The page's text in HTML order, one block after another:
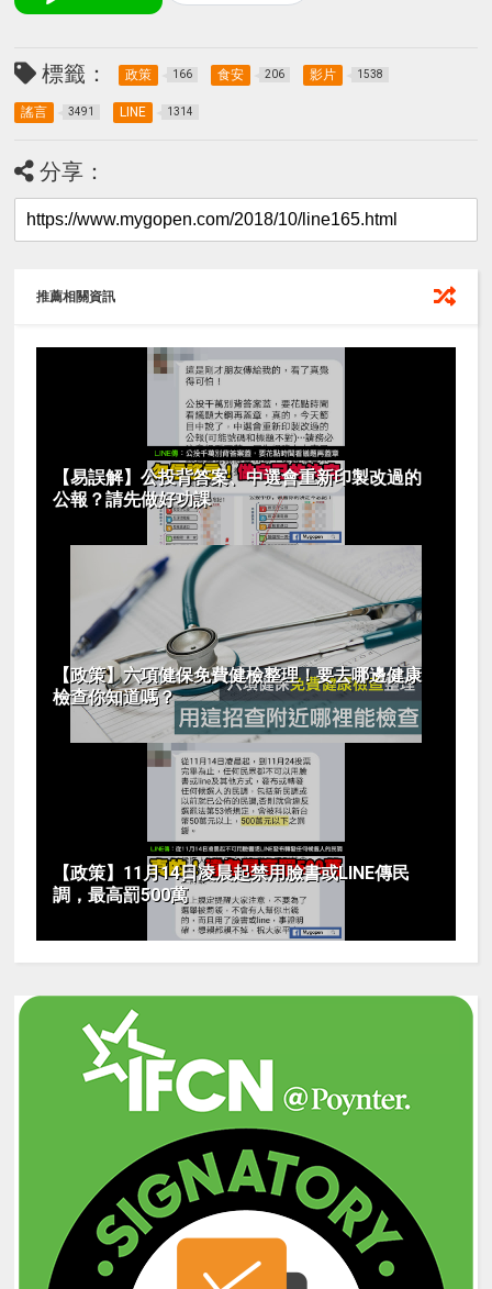
標籤： 政策 166 食安 206 影片 1538
謠言 3491 LINE 1314
分享：
推薦相關資訊
【易誤解】公投背答案、中選會重新印製改過的
公報？請先做好功課
【政策】六項健保免費健檢整理！要去哪邊健康
檢查你知道嗎？
【政策】11月14日凌晨起禁用臉書或LINE傳民
調，最高罰500萬